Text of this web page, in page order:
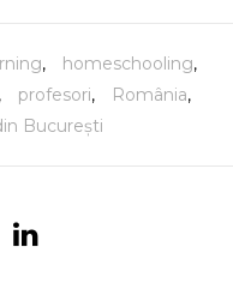
, homeschooling,
, profesori, România,
București